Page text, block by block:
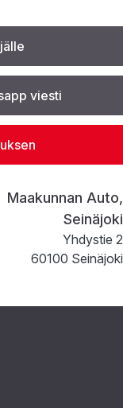
viesti
Maakunnan Auto,
Seinäjoki
Yhdystie 2
60100 Seinäjoki